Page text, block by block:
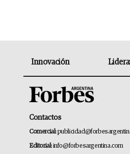
Innovación
Contactos
Comercial:
Editorial:info@forbesargentina.com